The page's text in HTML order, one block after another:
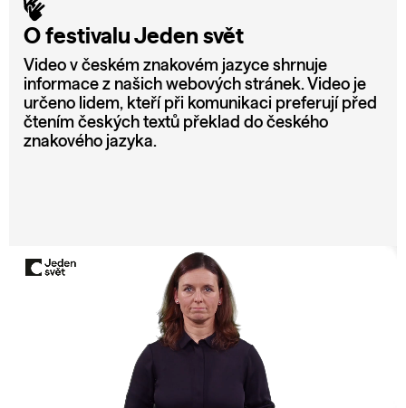
O festivalu Jeden svět
Video v českém znakovém jazyce shrnuje
informace z našich webových stránek. Video je
určeno lidem, kteří při komunikaci preferují před
čtením českých textů překlad do českého
znakového jazyka.